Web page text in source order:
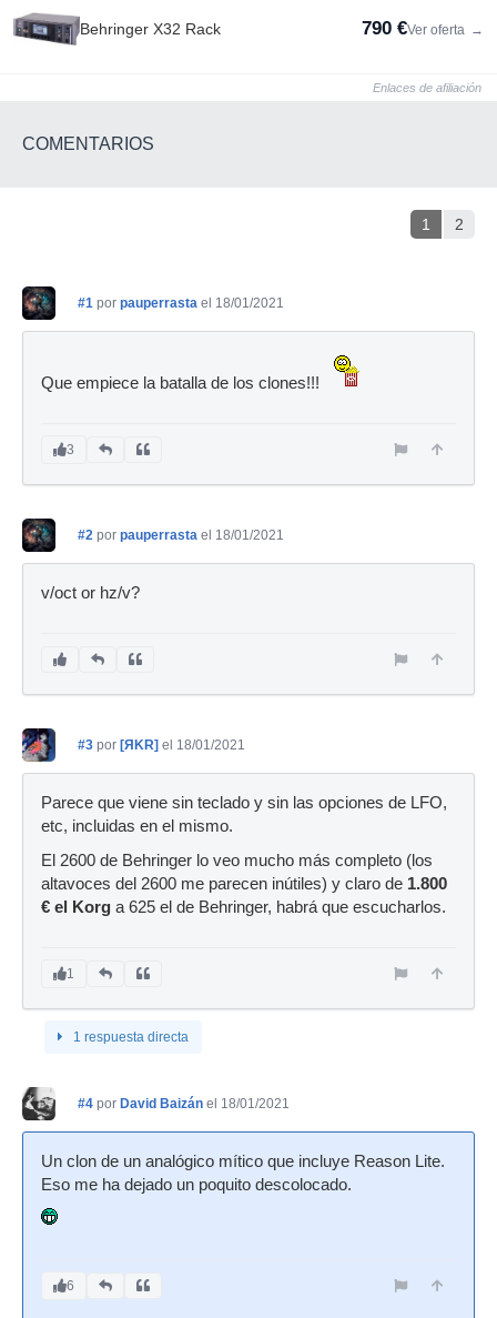
Behringer X32 Rack 790 €Ver oferta →
Enlaces de afiliación
COMENTARIOS
1 2
#1 por pauperrasta el 18/01/2021
Que empiece la batalla de los clones!!!
3
#2 por pauperrasta el 18/01/2021
v/oct or hz/v?
#3 por [ЯKR] el 18/01/2021
Parece que viene sin teclado y sin las opciones de LFO,
etc, incluidas en el mismo.
El 2600 de Behringer lo veo mucho más completo (los
altavoces del 2600 me parecen inútiles) y claro de 1.800
€ el Korg a 625 el de Behringer, habrá que escucharlos.
1
1 respuesta directa
#4 por David Baizán el 18/01/2021
Un clon de un analógico mítico que incluye Reason Lite.
Eso me ha dejado un poquito descolocado.
6